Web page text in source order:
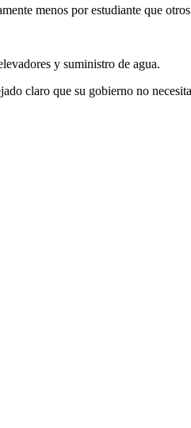
menos por estudiante que otros
y suministro de agua.
claro que su gobierno no